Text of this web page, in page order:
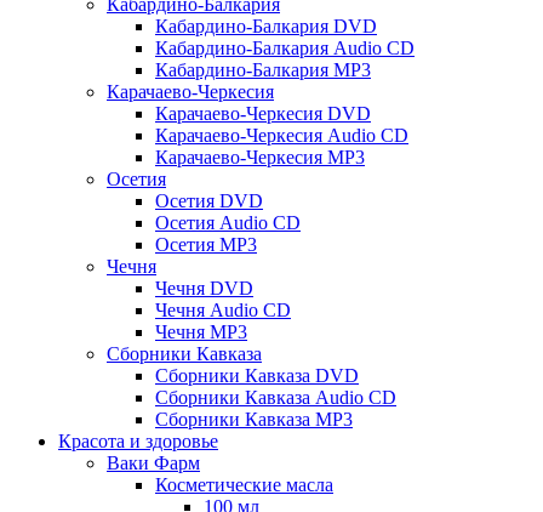
Кабардино-Балкария
Кабардино-Балкария DVD
Кабардино-Балкария Audio CD
Кабардино-Балкария MP3
Карачаево-Черкесия
Карачаево-Черкесия DVD
Карачаево-Черкесия Audio CD
Карачаево-Черкесия MP3
Осетия
Осетия DVD
Осетия Audio CD
Осетия MP3
Чечня
Чечня DVD
Чечня Audio CD
Чечня MP3
Сборники Кавказа
Сборники Кавказа DVD
Сборники Кавказа Audio CD
Сборники Кавказа MP3
Красота и здоровье
Ваки Фарм
Косметические масла
100 мл